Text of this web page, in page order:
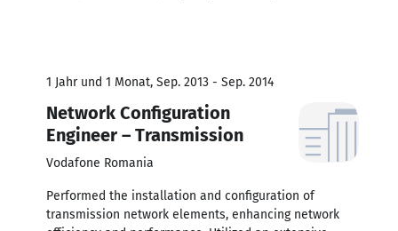
1 Jahr und 1 Monat, Sep. 2013 - Sep. 2014
Network Configuration
Engineer – Transmission
Vodafone Romania
Performed the installation and configuration of
transmission network elements, enhancing network